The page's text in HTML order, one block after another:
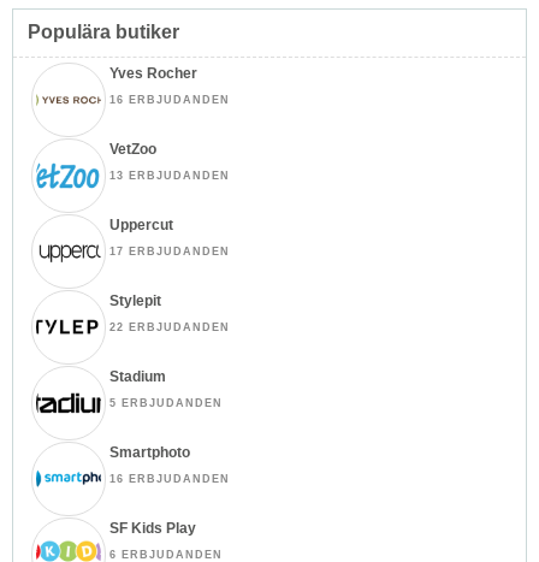
Populära butiker
Yves Rocher
16 ERBJUDANDEN
VetZoo
13 ERBJUDANDEN
Uppercut
17 ERBJUDANDEN
Stylepit
22 ERBJUDANDEN
Stadium
5 ERBJUDANDEN
Smartphoto
16 ERBJUDANDEN
SF Kids Play
6 ERBJUDANDEN